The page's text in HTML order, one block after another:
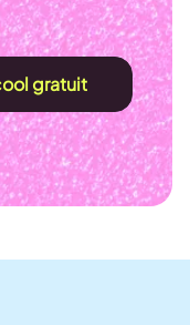
gratuit